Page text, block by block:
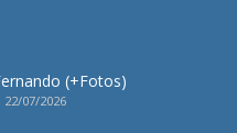
(+Fotos)
07/2026